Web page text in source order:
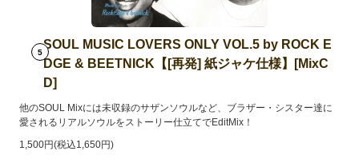
5
SOUL MUSIC LOVERS ONLY VOL.5 by ROCK E
DGE & BEETNICK【[再発] 紙ジャケ仕様】[MixC
D]
他のSOUL Mixには未収録のサザンソウルなど、ブラザー・シスター達に
愛されるリアルソウルをストーリー仕立てでEditMix！
1,500円(税込1,650円)